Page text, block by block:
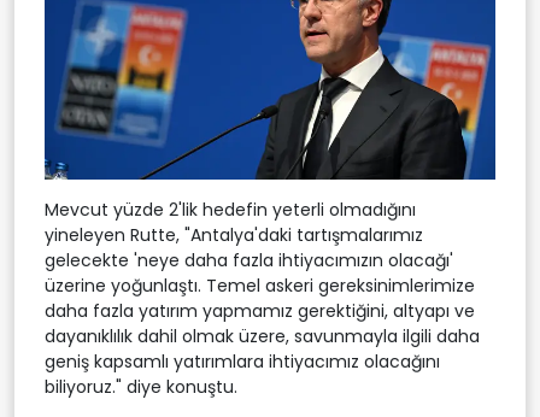
Mevcut yüzde 2'lik hedefin yeterli olmadığını
yineleyen Rutte, "Antalya'daki tartışmalarımız
gelecekte 'neye daha fazla ihtiyacımızın olacağı'
üzerine yoğunlaştı. Temel askeri gereksinimlerimize
daha fazla yatırım yapmamız gerektiğini, altyapı ve
dayanıklılık dahil olmak üzere, savunmayla ilgili daha
geniş kapsamlı yatırımlara ihtiyacımız olacağını
biliyoruz." diye konuştu.